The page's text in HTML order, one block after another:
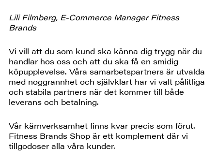
Lili Filmberg, E-Commerce Manager Fitness
Brands
Vi vill att du som kund ska känna dig trygg när du
handlar hos oss och att du ska få en smidig
köpupplevelse. Våra samarbetspartners är utvalda
med noggrannhet och självklart har vi valt pålitliga
och stabila partners när det kommer till både
leverans och betalning.
Vår kärnverksamhet finns kvar precis som förut.
Fitness Brands Shop är ett komplement där vi
tillgodoser alla våra kunder.